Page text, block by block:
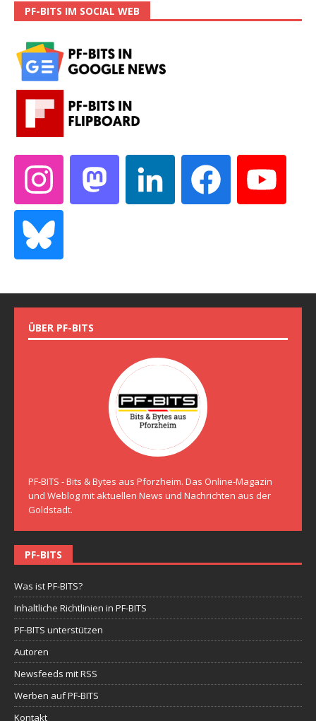
PF-BITS IM SOCIAL WEB
ÜBER PF-BITS
PF-BITS - Bits & Bytes aus Pforzheim. Das Online-Magazin
und Weblog mit aktuellen News und Nachrichten aus der
Goldstadt.
PF-BITS
Was ist PF-BITS?
Inhaltliche Richtlinien in PF-BITS
PF-BITS unterstützen
Autoren
Newsfeeds mit RSS
Werben auf PF-BITS
Kontakt